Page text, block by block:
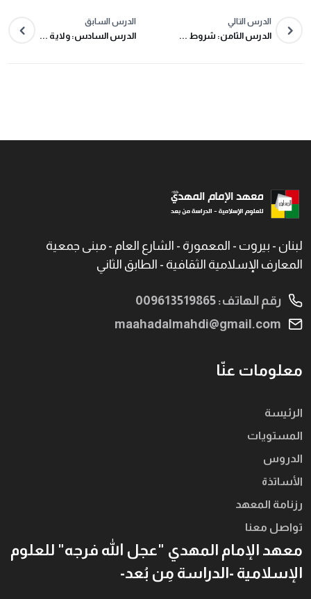
الدرس التالي
الدرس الثامن: شروط ...
الدرس السابق
الدرس السادس: ولاية ...
لبنان - بيروت - المعمورة - الشارع العام - مبنى جمعية
المعارف الإسلامية الثقافية - الطابق الثاني
رقم الهاتف: 009613519865
maahadalmahdi@gmail.com
معلومات عنّا
الرئيسة
المستويات
الدروس
الأساتذة
رزنامة المعهد
تواصل معنا
معهد الإمام المهدي "عجل الله فرجه" للعلوم
الإسلامية -الدراسة مِن بُعد-